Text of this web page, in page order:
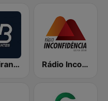
Bandeirantes Campinas Rádio Inconfidência FM